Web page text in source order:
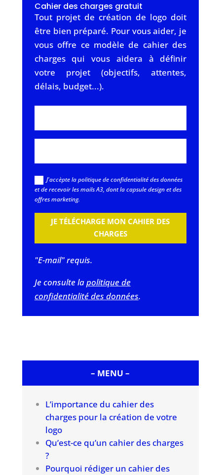
Cahier des charges gratuit
Tout projet de création de logo doit
être bien préparé. Pour vous aider, je
vous offre ce modèle de cahier des
charges qui vous aidera à définir
votre projet (objectifs, attentes,
délais, budget...).
J'accèpte la politique de confidentialité des données
et de recevoir les mails A3, dont la capsule design et des
offres marketing.
JE TÉLÉCHARGE MON CAHIER DES
CHARGES
"E-mail" requis.
Je consulte lapolitique de
confidentialité des données.
– MENU –
L’importance du cahier des
charges pour la création de votre
logo
Qu’est-ce qu’un cahier des charges
?
Pourquoi rédiger un cahier des